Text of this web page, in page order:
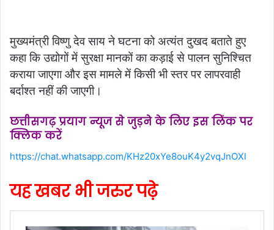
मुख्यमंत्री विष्णु देव साय ने घटना को अत्यंत दुखद बताते हुए
कहा कि उद्योगों में सुरक्षा मानकों का कड़ाई से पालन सुनिश्चित
कराया जाएगा और इस मामले में किसी भी स्तर पर लापरवाही
बर्दाश्त नहीं की जाएगी।
छत्तीसगढ़ प्रयाग न्यूज से जुड़ने के लिए इस लिंक पर
क्लिक करें
https://chat.whatsapp.com/KHz20xYe8ouK4y2vqJnOXl
यह खबर भी जरुर पढ़े